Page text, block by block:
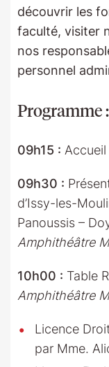
découvrir les
faculté, visiter
nos
personnel
Programme :
09h15 :
09h30 :
d’Issy-les-
Panoussis –
Amphithéâtre
10h00 : Table
Amphithéâtre
Licence
par Mme.